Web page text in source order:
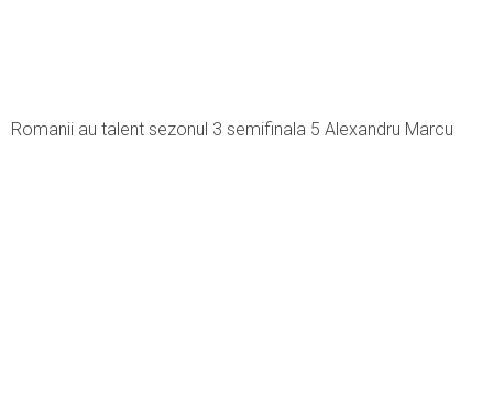
Romanii au talent sezonul 3 semifinala 5 Alexandru Marcu